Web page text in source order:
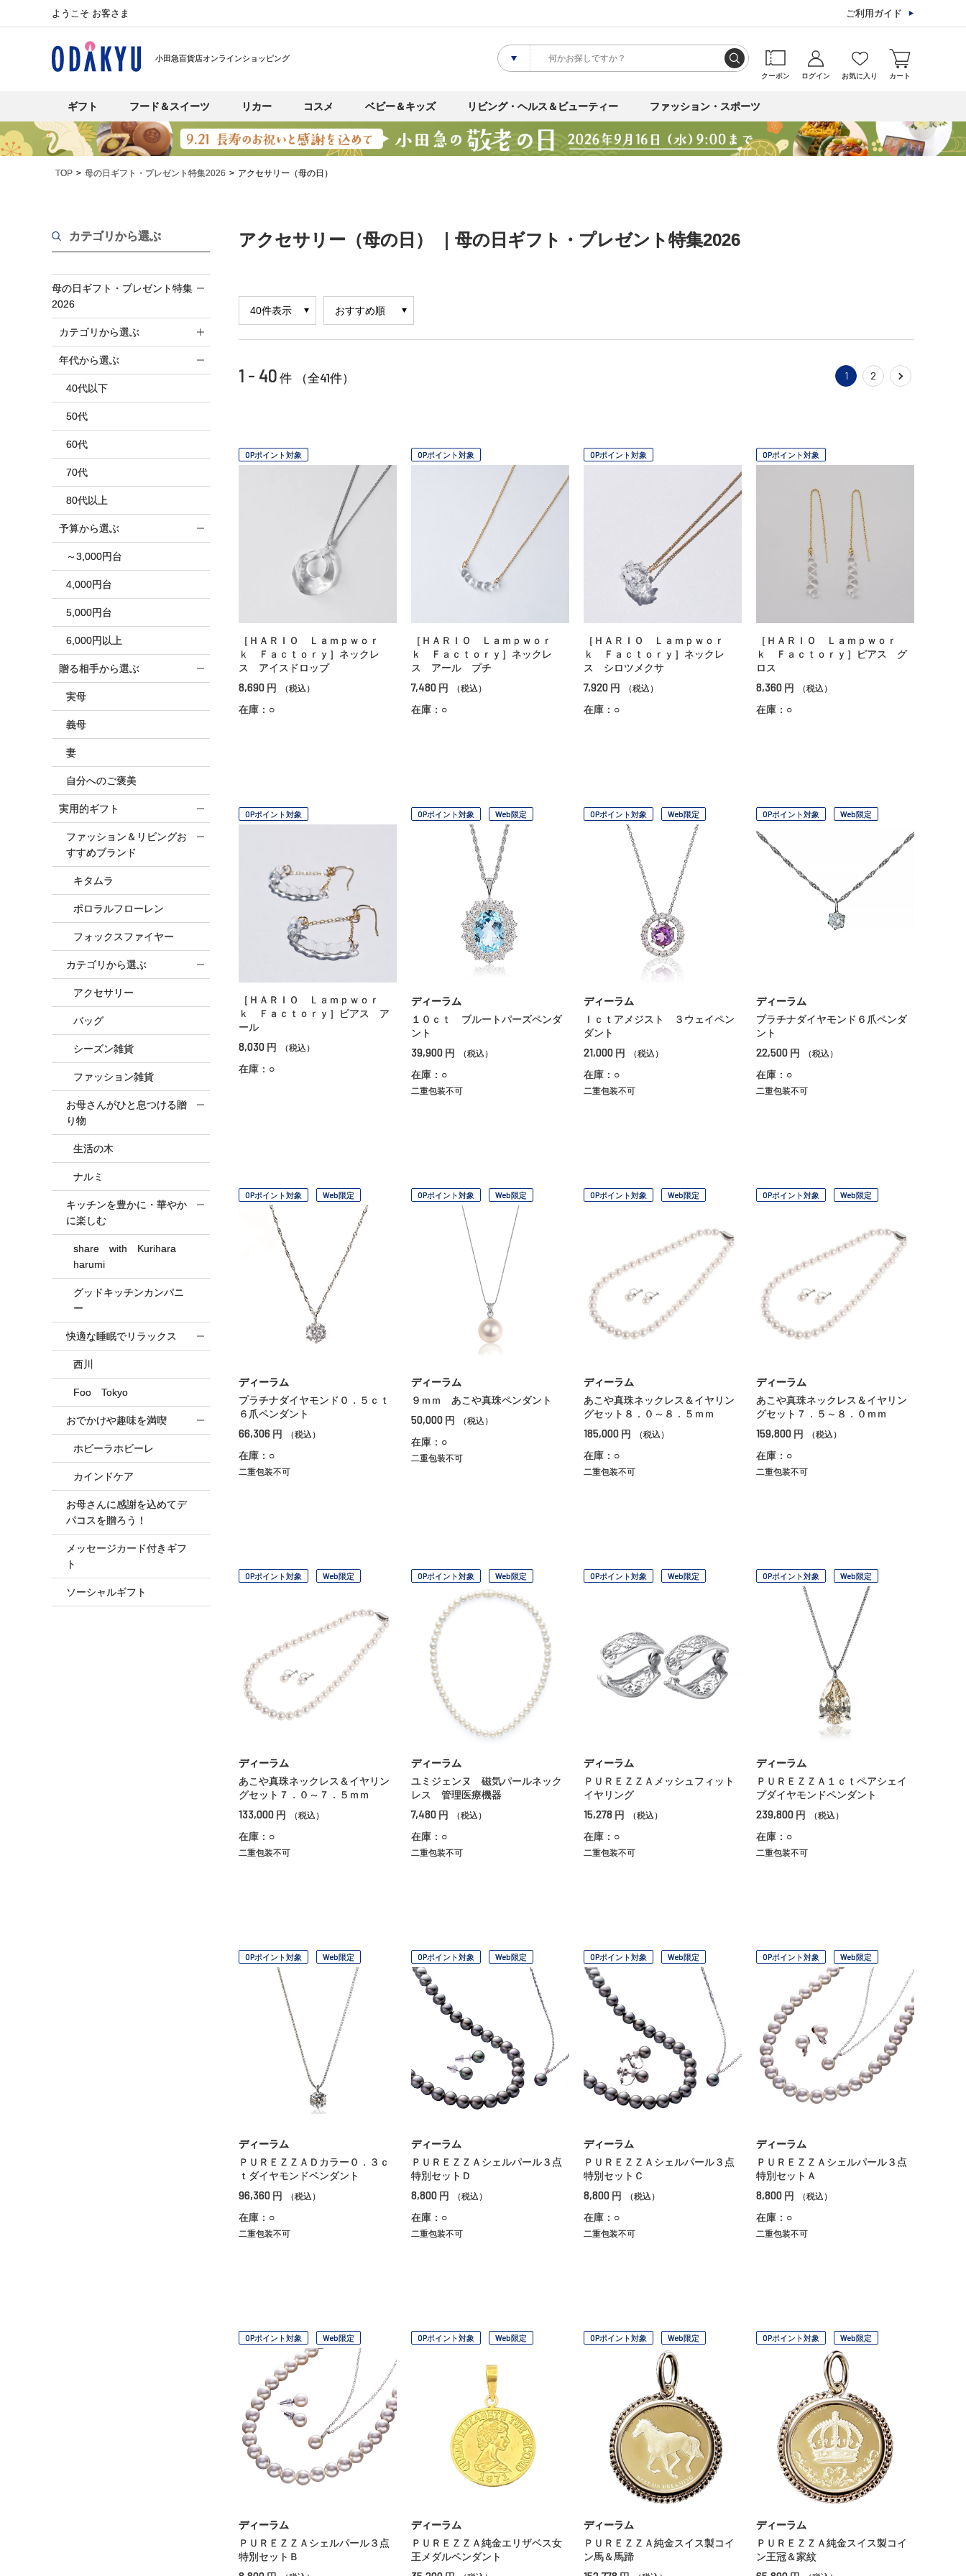
ようこそ お客さま ご利用ガイド
小田急百貨店オンラインショッピング
クーポン ログイン お気に入り カート
ギフト フード＆スイーツ リカー コスメ ベビー＆キッズ リビング・ヘルス＆ビューティー ファッション・スポーツ
TOP 母の日ギフト・プレゼント特集2026 アクセサリー（母の日）
カテゴリから選ぶ
母の日ギフト・プレゼント特集
2026
カテゴリから選ぶ
年代から選ぶ
40代以下
50代
60代
70代
80代以上
予算から選ぶ
～3,000円台
4,000円台
5,000円台
6,000円以上
贈る相手から選ぶ
実母
義母
妻
自分へのご褒美
実用的ギフト
ファッション＆リビングお
すすめブランド
キタムラ
ポロラルフローレン
フォックスファイヤー
カテゴリから選ぶ
アクセサリー
バッグ
シーズン雑貨
ファッション雑貨
お母さんがひと息つける贈
り物
生活の木
ナルミ
キッチンを豊かに・華やか
に楽しむ
share with Kurihara
harumi
グッドキッチンカンパニ
ー
快適な睡眠でリラックス
西川
Foo Tokyo
おでかけや趣味を満喫
ホビーラホビーレ
カインドケア
お母さんに感謝を込めてデ
パコスを贈ろう！
メッセージカード付きギフ
ト
ソーシャルギフト
アクセサリー（母の日） ｜母の日ギフト・プレゼント特集2026
1 - 40 件 （全41件） 1 2
OPポイント対象
［ＨＡＲＩＯ Ｌａｍｐｗｏｒ
ｋ Ｆａｃｔｏｒｙ］ネックレ
ス アイスドロップ
8,690 円 （税込）
在庫：○
OPポイント対象
［ＨＡＲＩＯ Ｌａｍｐｗｏｒ
ｋ Ｆａｃｔｏｒｙ］ネックレ
ス アール プチ
7,480 円 （税込）
在庫：○
OPポイント対象
［ＨＡＲＩＯ Ｌａｍｐｗｏｒ
ｋ Ｆａｃｔｏｒｙ］ネックレ
ス シロツメクサ
7,920 円 （税込）
在庫：○
OPポイント対象
［ＨＡＲＩＯ Ｌａｍｐｗｏｒ
ｋ Ｆａｃｔｏｒｙ］ピアス グ
ロス
8,360 円 （税込）
在庫：○
OPポイント対象
［ＨＡＲＩＯ Ｌａｍｐｗｏｒ
ｋ Ｆａｃｔｏｒｙ］ピアス ア
ール
8,030 円 （税込）
在庫：○
OPポイント対象 Web限定
ディーラム
１０ｃｔ ブルートパーズペンダ
ント
39,900 円 （税込）
在庫：○
二重包装不可
OPポイント対象 Web限定
ディーラム
Ｉｃｔアメジスト ３ウェイペン
ダント
21,000 円 （税込）
在庫：○
二重包装不可
OPポイント対象 Web限定
ディーラム
プラチナダイヤモンド６爪ペンダ
ント
22,500 円 （税込）
在庫：○
二重包装不可
OPポイント対象 Web限定
ディーラム
プラチナダイヤモンド０．５ｃｔ
６爪ペンダント
66,306 円 （税込）
在庫：○
二重包装不可
OPポイント対象 Web限定
ディーラム
９ｍｍ あこや真珠ペンダント
50,000 円 （税込）
在庫：○
二重包装不可
OPポイント対象 Web限定
ディーラム
あこや真珠ネックレス＆イヤリン
グセット８．０～８．５ｍｍ
185,000 円 （税込）
在庫：○
二重包装不可
OPポイント対象 Web限定
ディーラム
あこや真珠ネックレス＆イヤリン
グセット７．５～８．０ｍｍ
159,800 円 （税込）
在庫：○
二重包装不可
OPポイント対象 Web限定
ディーラム
あこや真珠ネックレス＆イヤリン
グセット７．０～７．５ｍｍ
133,000 円 （税込）
在庫：○
二重包装不可
OPポイント対象 Web限定
ディーラム
ユミジェンヌ 磁気パールネック
レス 管理医療機器
7,480 円 （税込）
在庫：○
二重包装不可
OPポイント対象 Web限定
ディーラム
ＰＵＲＥＺＺＡメッシュフィット
イヤリング
15,278 円 （税込）
在庫：○
二重包装不可
OPポイント対象 Web限定
ディーラム
ＰＵＲＥＺＺＡ１ｃｔペアシェイ
プダイヤモンドペンダント
239,800 円 （税込）
在庫：○
二重包装不可
OPポイント対象 Web限定
ディーラム
ＰＵＲＥＺＺＡＤカラー０．３ｃ
ｔダイヤモンドペンダント
96,360 円 （税込）
在庫：○
二重包装不可
OPポイント対象 Web限定
ディーラム
ＰＵＲＥＺＺＡシェルパール３点
特別セットＤ
8,800 円 （税込）
在庫：○
二重包装不可
OPポイント対象 Web限定
ディーラム
ＰＵＲＥＺＺＡシェルパール３点
特別セットＣ
8,800 円 （税込）
在庫：○
二重包装不可
OPポイント対象 Web限定
ディーラム
ＰＵＲＥＺＺＡシェルパール３点
特別セットＡ
8,800 円 （税込）
在庫：○
二重包装不可
OPポイント対象 Web限定
ディーラム
ＰＵＲＥＺＺＡシェルパール３点
特別セットＢ
OPポイント対象 Web限定
ディーラム
ＰＵＲＥＺＺＡ純金エリザベス女
王メダルペンダント
OPポイント対象 Web限定
ディーラム
ＰＵＲＥＺＺＡ純金スイス製コイ
ン馬＆馬蹄
OPポイント対象 Web限定
ディーラム
ＰＵＲＥＺＺＡ純金スイス製コイ
ン王冠＆家紋